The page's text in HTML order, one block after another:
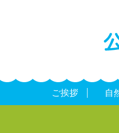
ご挨拶 自